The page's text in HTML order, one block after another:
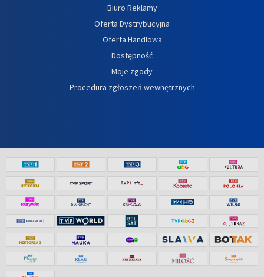
Biuro Reklamy
Oferta Dystrybucyjna
Oferta Handlowa
Dostępność
Moje zgody
Procedura zgłoszeń wewnętrznych